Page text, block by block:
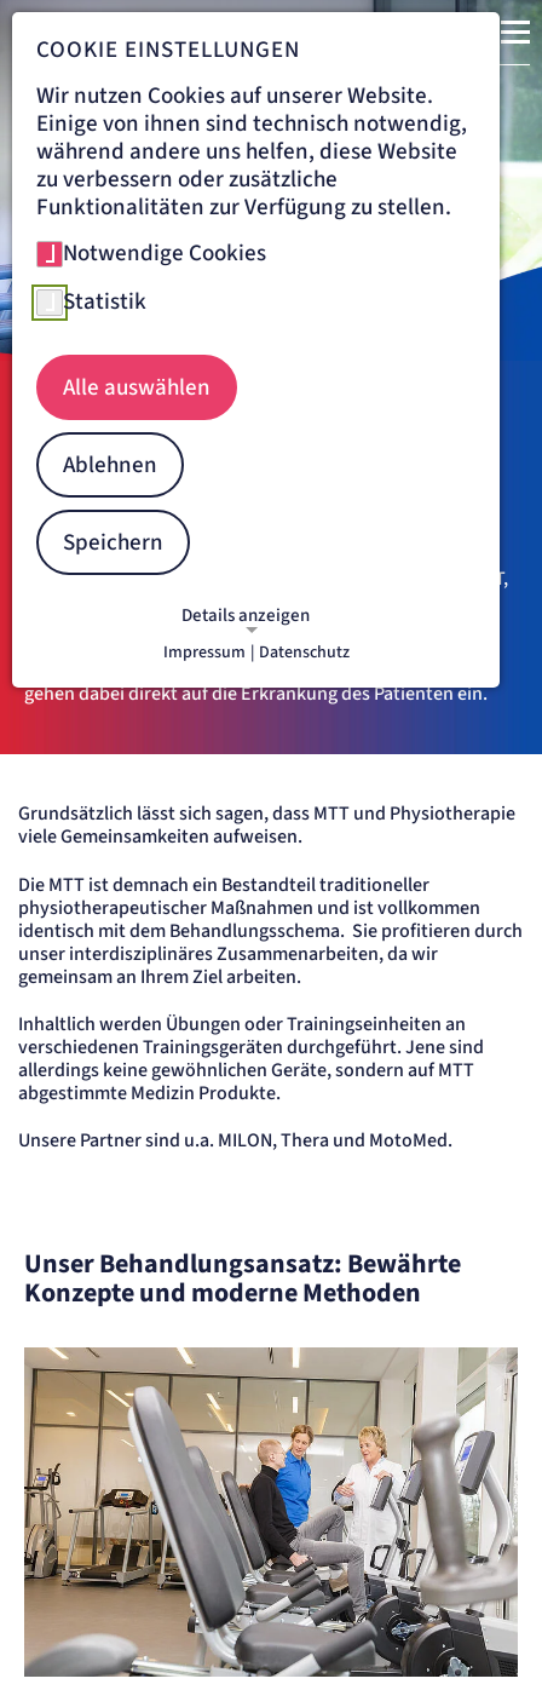
Navigationspfad
MSK BEHANDLUNG
THERAPIE
MEDIZINISCHE TRAININGSTHERAPIE (MTT)
Medizinische
Trainingstherapie bei MS
Die BezeichnungMedizinische Trainingstherapie
, kurz MTT,
steht für ein modernes Bewegungsprogramm, welches für
den langsamen Aufbau und die langfristige
Wiederherstellung von Kondition, Kraft, Ausdauer,
Koordination und Beweglichkeit konzipiert wurde. Wir
gehen dabei direkt auf die Erkrankung des Patienten ein.
Grundsätzlich lässt sich sagen, dass MTT und Physiotherapie
viele Gemeinsamkeiten aufweisen.
Die MTT ist demnach ein Bestandteil traditioneller
physiotherapeutischer Maßnahmen und ist vollkommen
identisch mit dem Behandlungsschema. Sie profitieren durch
unser interdisziplinäres Zusammenarbeiten, da wir
gemeinsam an Ihrem Ziel arbeiten.
Inhaltlich werden Übungen oder Trainingseinheiten an
verschiedenen Trainingsgeräten durchgeführt. Jene sind
allerdings keine gewöhnlichen Geräte, sondern auf MTT
abgestimmte Medizin Produkte.
Unsere Partner sind u.a. MILON, Thera und MotoMed.
Unser Behandlungsansatz: Bewährte
Konzepte und moderne Methoden
COOKIE EINSTELLUNGEN
Wir nutzen Cookies auf unserer Website.
Einige von ihnen sind technisch notwendig,
während andere uns helfen, diese Website
zu verbessern oder zusätzliche
Funktionalitäten zur Verfügung zu stellen.
Notwendige Cookies
Statistik
Alle auswählen
Ablehnen
Speichern
Details anzeigen
NOTWENDIGE COOKIES
Notwendige Cookies ermöglichen
die einwandfreie Funktion der Website
etracker Sitzungs-Cookie
Name:
et_oi_v2
Anbieter:
etracker GmbH
Zweck:
Opt-In Cookie speichert die Entscheidung des Besuchers, wenn auf der Seite des
Cookie Laufzeit:
"no" - 50 Jahre, "yes" - 480 Tage
Content-Management-System-
Cookie
Zweck:
Dient der Identifizierung eines Anwenders und der besseren Bedienerführung.
Sitzungs-Cookie
Name:
PHPSESSID
Anbieter:
Artemed SE
Zweck:
Behält die Zustände des Benutzers bei allen Seitenanfragen bei.
Cookie Laufzeit:
Session
Einverständnis-Cookie
Impressum | Datenschutz